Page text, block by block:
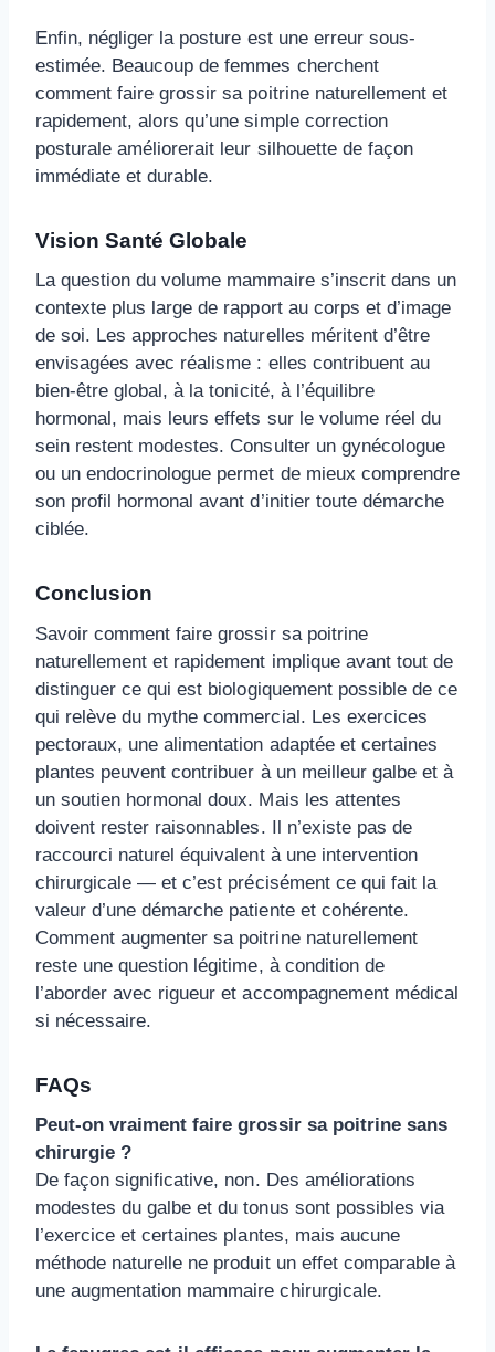
Enfin, négliger la posture est une erreur sous-
estimée. Beaucoup de femmes cherchent
comment faire grossir sa poitrine naturellement et
rapidement, alors qu’une simple correction
posturale améliorerait leur silhouette de façon
immédiate et durable.
Vision Santé Globale
La question du volume mammaire s’inscrit dans un
contexte plus large de rapport au corps et d’image
de soi. Les approches naturelles méritent d’être
envisagées avec réalisme : elles contribuent au
bien-être global, à la tonicité, à l’équilibre
hormonal, mais leurs effets sur le volume réel du
sein restent modestes. Consulter un gynécologue
ou un endocrinologue permet de mieux comprendre
son profil hormonal avant d’initier toute démarche
ciblée.
Conclusion
Savoir comment faire grossir sa poitrine
naturellement et rapidement implique avant tout de
distinguer ce qui est biologiquement possible de ce
qui relève du mythe commercial. Les exercices
pectoraux, une alimentation adaptée et certaines
plantes peuvent contribuer à un meilleur galbe et à
un soutien hormonal doux. Mais les attentes
doivent rester raisonnables. Il n’existe pas de
raccourci naturel équivalent à une intervention
chirurgicale — et c’est précisément ce qui fait la
valeur d’une démarche patiente et cohérente.
Comment augmenter sa poitrine naturellement
reste une question légitime, à condition de
l’aborder avec rigueur et accompagnement médical
si nécessaire.
FAQs
Peut-on vraiment faire grossir sa poitrine sans
chirurgie ?
De façon significative, non. Des améliorations
modestes du galbe et du tonus sont possibles via
l’exercice et certaines plantes, mais aucune
méthode naturelle ne produit un effet comparable à
une augmentation mammaire chirurgicale.